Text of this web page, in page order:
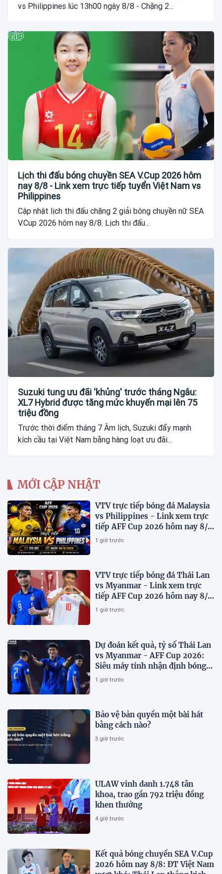
vs Philippines lúc 13h00 ngày 8/8 - Chặng 2...
Lịch thi đấu bóng chuyền SEA V.Cup 2026 hôm
nay 8/8 - Link xem trực tiếp tuyển Việt Nam vs
Philippines
Cập nhật lịch thi đấu chặng 2 giải bóng chuyền nữ SEA
V.Cup 2026 hôm nay 8/8. Lịch thi đấu...
Suzuki tung ưu đãi 'khủng' trước tháng Ngâu:
XL7 Hybrid được tăng mức khuyến mại lên 75
triệu đồng
Trước thời điểm tháng 7 Âm lịch, Suzuki đẩy mạnh
kích cầu tại Việt Nam bằng hàng loạt ưu đãi...
MỚI CẬP NHẬT
VTV trực tiếp bóng đá Malaysia
vs Philippines - Link xem trực
tiếp AFF Cup 2026 hôm nay 8/8
trên VTV7
1 giờ trước
VTV trực tiếp bóng đá Thái Lan
vs Myanmar - Link xem trực
tiếp AFF Cup 2026 hôm nay 8/8
trên VTV6
1 giờ trước
Dự đoán kết quả, tỷ số Thái Lan
vs Myanmar - AFF Cup 2026:
Siêu máy tính nhận định bóng
đá hôm nay 8/8
1 giờ trước
Bảo vệ bản quyền một bài hát
bằng cách nào?
3 giờ trước
ULAW vinh danh 1.748 tân
khoa, trao gần 792 triệu đồng
khen thưởng
4 giờ trước
Kết quả bóng chuyền SEA V.Cup
2026 hôm nay 8/8: ĐT Việt Nam